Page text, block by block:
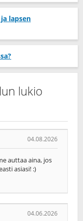
lapsen
lukio
04.08.2026
auttaa aina, jos
asiasi! :)
04.06.2026